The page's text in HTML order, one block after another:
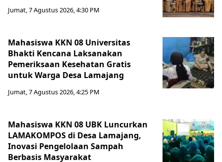
Jumat, 7 Agustus 2026, 4:30 PM
Mahasiswa KKN 08 Universitas
Bhakti Kencana Laksanakan
Pemeriksaan Kesehatan Gratis
untuk Warga Desa Lamajang
Jumat, 7 Agustus 2026, 4:25 PM
Mahasiswa KKN 08 UBK Luncurkan
LAMAKOMPOS di Desa Lamajang,
Inovasi Pengelolaan Sampah
Berbasis Masyarakat